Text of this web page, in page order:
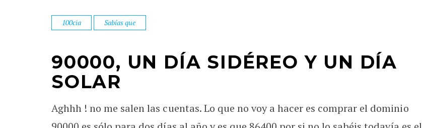
100cia Sabías que
90000, UN DÍA SIDÉREO Y UN DÍA
SOLAR
Aghhh ! no me salen las cuentas. Lo que no voy a hacer es comprar el dominio